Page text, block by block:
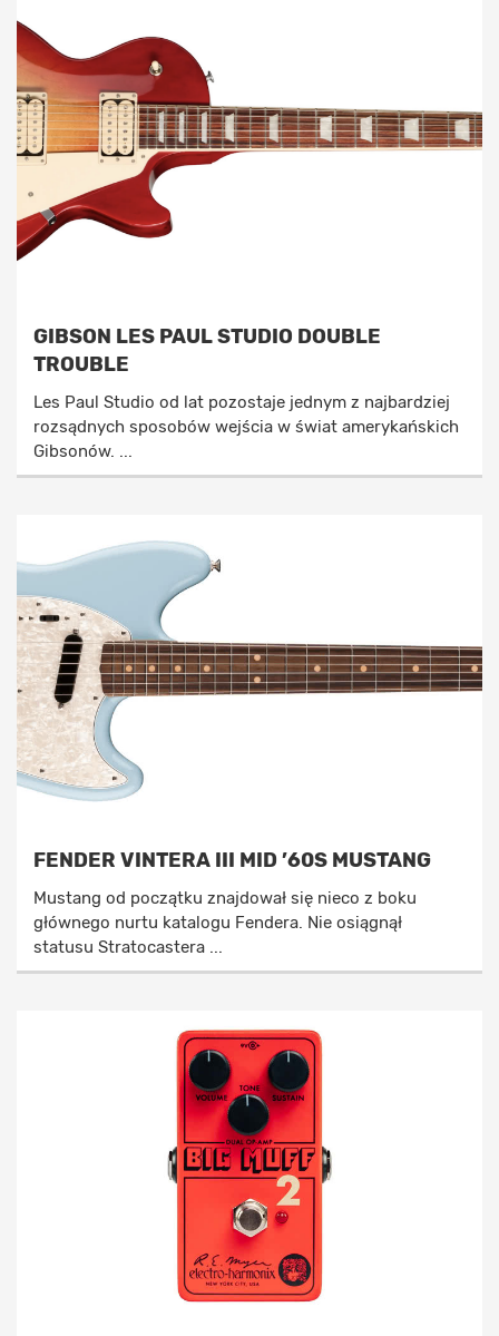
GIBSON LES PAUL STUDIO DOUBLE
TROUBLE
Les Paul Studio od lat pozostaje jednym z najbardziej
rozsądnych sposobów wejścia w świat amerykańskich
Gibsonów. ...
FENDER VINTERA III MID ’60S MUSTANG
Mustang od początku znajdował się nieco z boku
głównego nurtu katalogu Fendera. Nie osiągnął
statusu Stratocastera ...